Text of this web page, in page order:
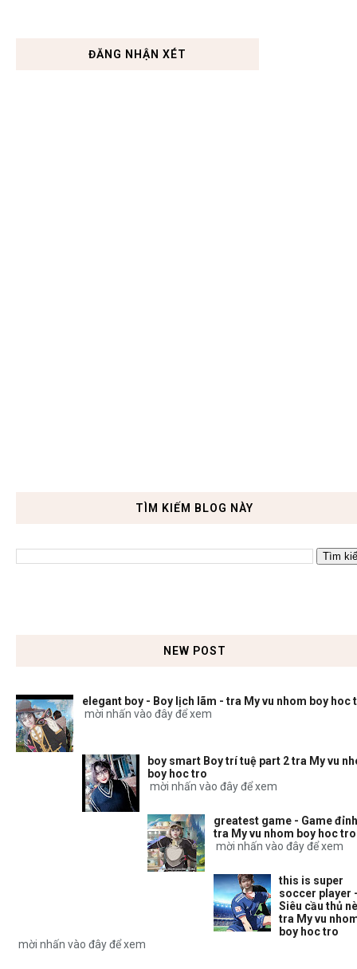
ĐĂNG NHẬN XÉT
TÌM KIẾM BLOG NÀY
NEW POST
elegant boy - Boy lịch lãm - tra My vu nhom boy hoc
mời nhấn vào đây để xem
boy smart Boy trí tuệ part 2 tra My vu
boy hoc tro
mời nhấn vào đây để xem
greatest game - Game
tra My vu nhom boy hoc tro
mời nhấn vào đây để xem
this is super
soccer player
Siêu cầu thủ
tra My vu
boy hoc tro
mời nhấn vào đây để xem